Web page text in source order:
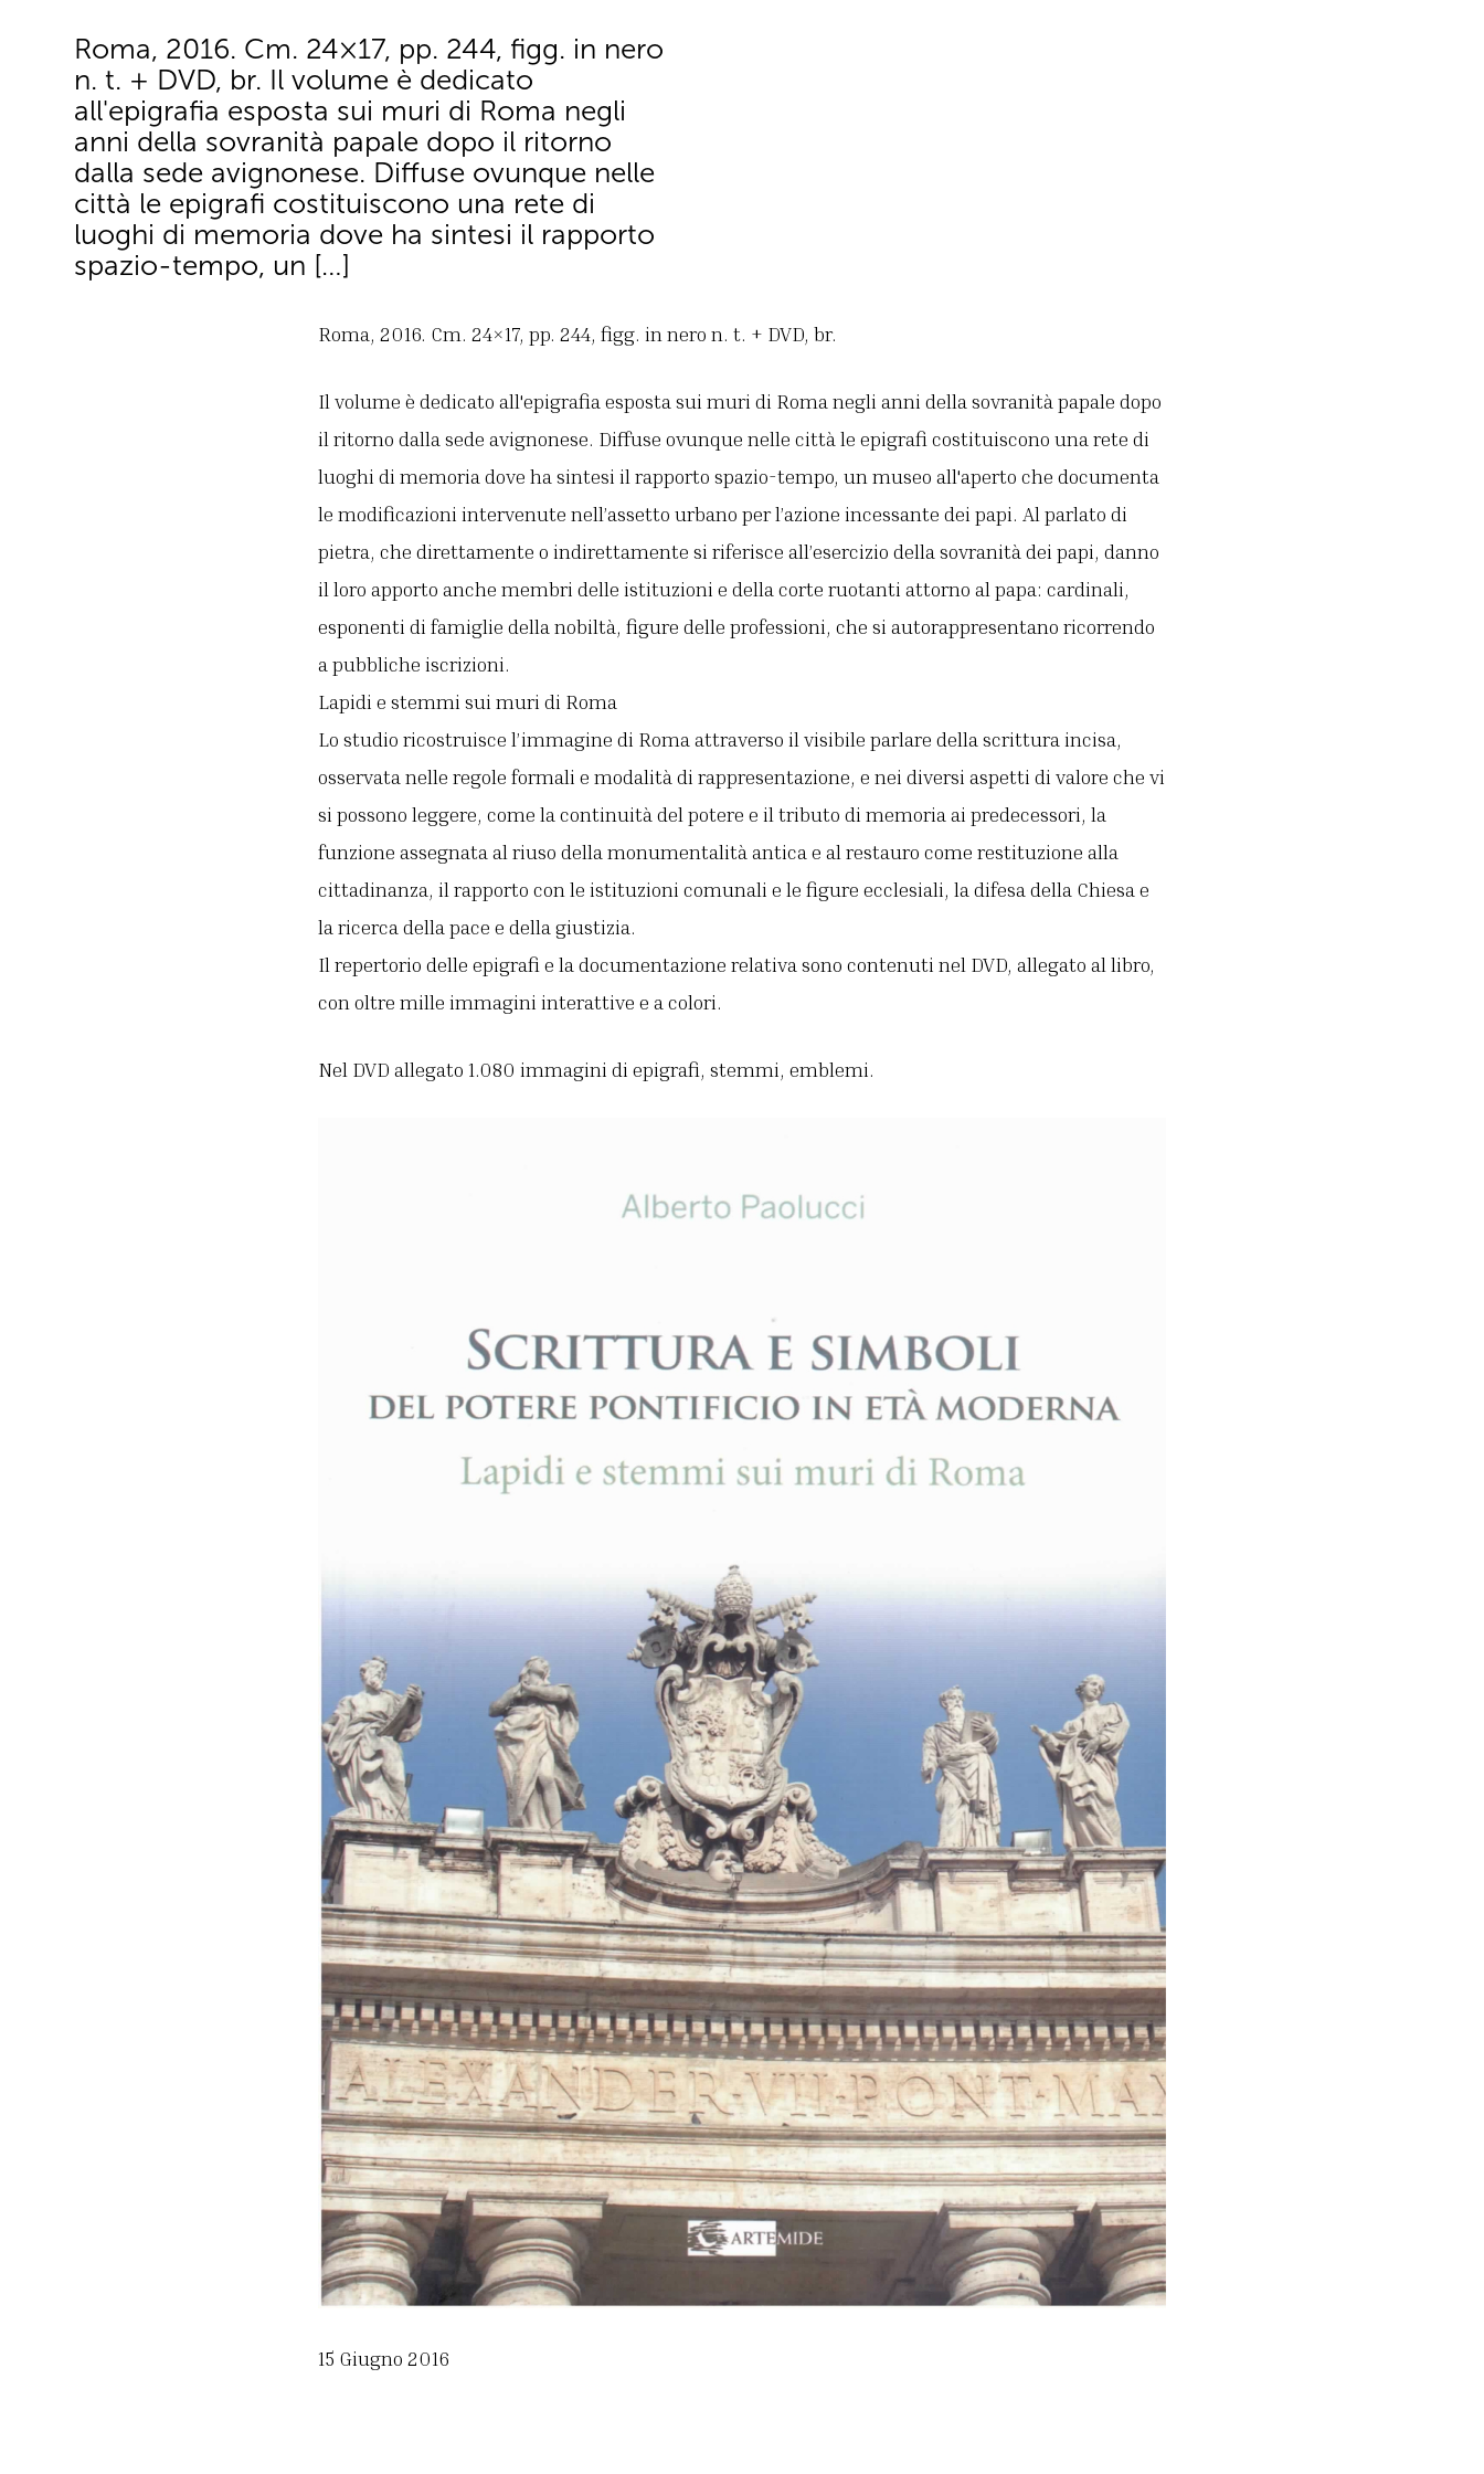
Roma, 2016. Cm. 24×17, pp. 244, figg. in nero
n. t. + DVD, br. Il volume è dedicato
all'epigrafia esposta sui muri di Roma negli
anni della sovranità papale dopo il ritorno
dalla sede avignonese. Diffuse ovunque nelle
città le epigrafi costituiscono una rete di
luoghi di memoria dove ha sintesi il rapporto
spazio-tempo, un […]
Roma, 2016. Cm. 24×17, pp. 244, figg. in nero n. t. + DVD, br.
Il volume è dedicato all'epigrafia esposta sui muri di Roma negli anni della sovranità papale dopo
il ritorno dalla sede avignonese. Diffuse ovunque nelle città le epigrafi costituiscono una rete di
luoghi di memoria dove ha sintesi il rapporto spazio-tempo, un museo all'aperto che documenta
le modificazioni intervenute nell’assetto urbano per l’azione incessante dei papi. Al parlato di
pietra, che direttamente o indirettamente si riferisce all’esercizio della sovranità dei papi, danno
il loro apporto anche membri delle istituzioni e della corte ruotanti attorno al papa: cardinali,
esponenti di famiglie della nobiltà, figure delle professioni, che si autorappresentano ricorrendo
a pubbliche iscrizioni.
Lapidi e stemmi sui muri di Roma
Lo studio ricostruisce l’immagine di Roma attraverso il visibile parlare della scrittura incisa,
osservata nelle regole formali e modalità di rappresentazione, e nei diversi aspetti di valore che vi
si possono leggere, come la continuità del potere e il tributo di memoria ai predecessori, la
funzione assegnata al riuso della monumentalità antica e al restauro come restituzione alla
cittadinanza, il rapporto con le istituzioni comunali e le figure ecclesiali, la difesa della Chiesa e
la ricerca della pace e della giustizia.
Il repertorio delle epigrafi e la documentazione relativa sono contenuti nel DVD, allegato al libro,
con oltre mille immagini interattive e a colori.
Nel DVD allegato 1.080 immagini di epigrafi, stemmi, emblemi.
15 Giugno 2016